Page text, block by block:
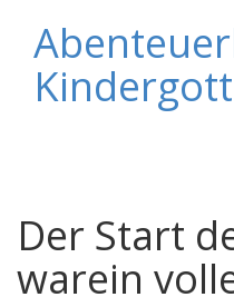
Der Start
warein